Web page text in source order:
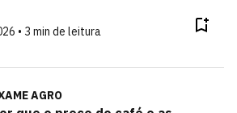
• 3 min de leitura
AGRO